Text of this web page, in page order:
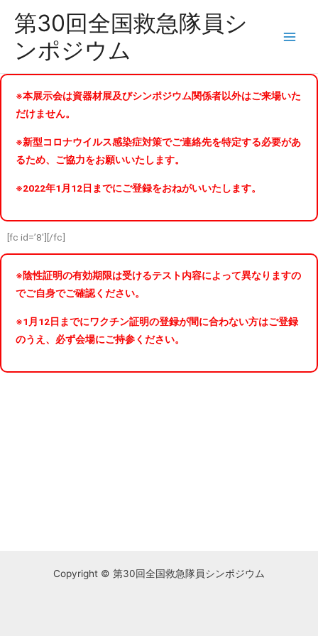
キ
第30回全国救急隊員シ
ンポジウム
※本展示会は資器材展及びシンポジウム関係者以外はご来場いた
だけません。
※新型コロナウイルス感染症対策でご連絡先を特定する必要があ
るため、ご協力をお願いいたします。
※2022年1月12日までにご登録をおねがいいたします。
[fc id=’8′][/fc]
※陰性証明の有効期限は受けるテスト内容によって異なりますの
でご自身でご確認ください。
※1月12日までにワクチン証明の登録が間に合わない方はご登録
のうえ、必ず会場にご持参ください。
Copyright © 第30回全国救急隊員シンポジウム